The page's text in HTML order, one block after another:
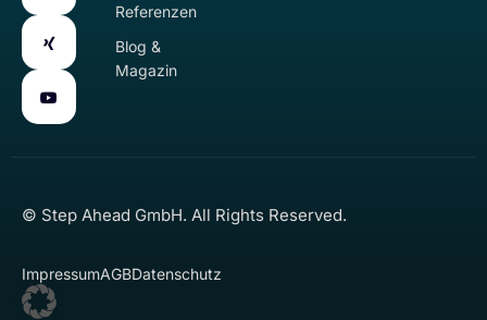
Referenzen
Blog &
Magazin
© Step Ahead GmbH. All Rights Reserved.
ImpressumAGBDatenschutz